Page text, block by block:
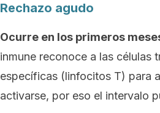
Rechazo agudo
Ocurre en los primeros
inmune reconoce a las células
específicas (linfocitos T) para
activarse, por eso el intervalo